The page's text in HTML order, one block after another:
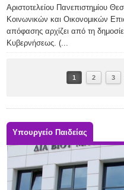
Αριστοτελείου Πανεπιστημίου
Κοινωνικών και Οικονομικών
απόφασης αρχίζει από τη
Κυβερνήσεως. (...
1 2 3
Υπουργείο Παιδείας